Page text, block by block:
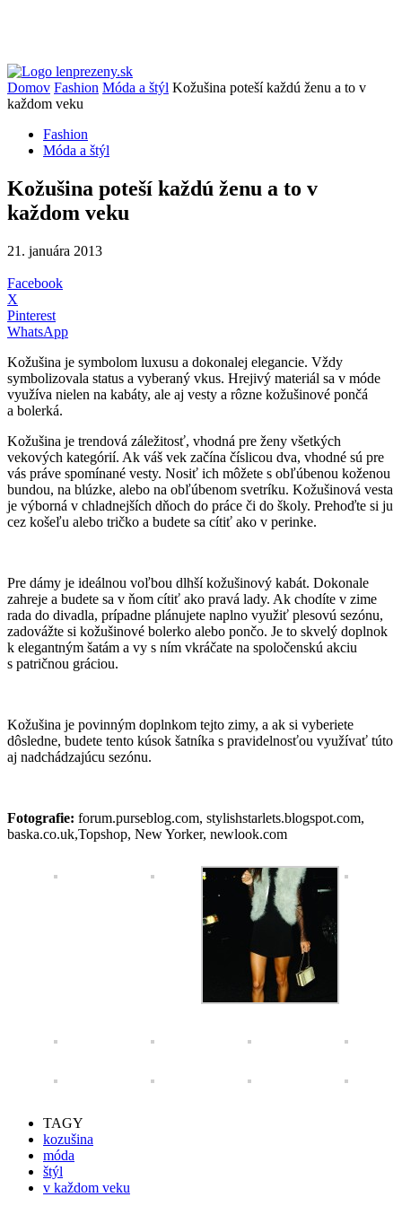
Domov Fashion Móda a štýl Kožušina poteší každú ženu a to v
každom veku
Fashion
Móda a štýl
Kožušina poteší každú ženu a to v
každom veku
21. januára 2013
Facebook
X
Pinterest
WhatsApp
Kožušina je symbolom luxusu a dokonalej elegancie. Vždy
symbolizovala status a vyberaný vkus. Hrejivý materiál sa v móde
využíva nielen na kabáty, ale aj vesty a rôzne kožušinové pončá
a bolerká.
Kožušina je trendová záležitosť, vhodná pre ženy všetkých
vekových kategórií. Ak váš vek začína číslicou dva, vhodné sú pre
vás práve spomínané vesty. Nosiť ich môžete s obľúbenou koženou
bundou, na blúzke, alebo na obľúbenom svetríku. Kožušinová vesta
je výborná v chladnejších dňoch do práce či do školy. Prehoďte si ju
cez košeľu alebo tričko a budete sa cítiť ako v perinke.
Pre dámy je ideálnou voľbou dlhší kožušinový kabát. Dokonale
zahreje a budete sa v ňom cítiť ako pravá lady. Ak chodíte v zime
rada do divadla, prípadne plánujete naplno využiť plesovú sezónu,
zadovážte si kožušinové bolerko alebo pončo. Je to skvelý doplnok
k elegantným šatám a vy s ním vkráčate na spoločenskú akciu
s patričnou gráciou.
Kožušina je povinným doplnkom tejto zimy, a ak si vyberiete
dôsledne, budete tento kúsok šatníka s pravidelnosťou využívať túto
aj nadchádzajúcu sezónu.
Fotografie: forum.purseblog.com, stylishstarlets.blogspot.com,
baska.co.uk,Topshop, New Yorker, newlook.com
TAGY
kozušina
móda
štýl
v každom veku